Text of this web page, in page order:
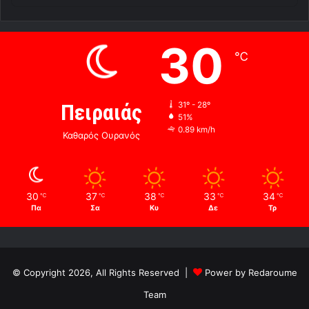
Πειραιάς
Καθαρός Ουρανός
30 ℃
31º - 28º
51%
0.89 km/h
30 ℃
Πα
37 ℃
Σα
38 ℃
Κυ
33 ℃
Δε
34 ℃
Τρ
© Copyright 2026, All Rights Reserved |
Power by Redaroume
Team